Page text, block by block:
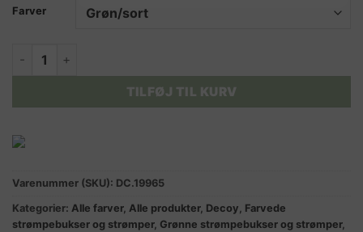
Farver
DECOY capri leggings med prikmønster 70 DEN. antal
TILFØJ TIL KURV
Varenummer (SKU): DC.19965
Kategorier: Alle farver, Alle produkter, Decoy, Farvede
strømpebukser og strømper, Grønne strømpebukser og strømper,